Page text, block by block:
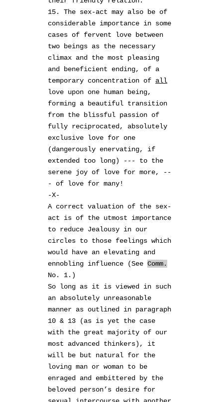
15. The sex-act may also be of
considerable importance in some
cases of fervent love between
two beings as the necessary
climax and the most pleasing
and beneficient ending, of a
temporary concentration of all
love upon one human being,
forming a beautiful transition
from the blissful passion of
fully reciprocated, absolutely
exclusive love for one
(dangerously enervating, if
extended too long) --- to the
serene joy of love for more, --
- of love for many!
-X-
A correct valuation of the sex-
act is of the utmost importance
to reduce Jealousy in our
circles to those feelings which
would have an elevating and
ennobling influence (SeeComm.
No. 1.)
So long as it is viewed in such
an absolutely unreasonable
manner as outlined in paragraph
10 & 13 (as is yet the case
with the great majority of our
most advanced thinkers), it
will be but natural for the
loving man or woman to be
enraged and embittered by the
beloved person’s desire for